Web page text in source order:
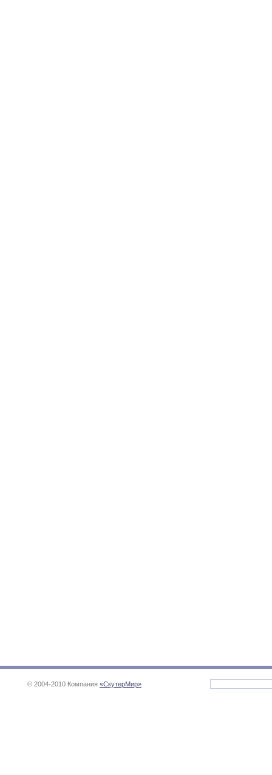
© 2004-2010 Компания «СкутерМир»